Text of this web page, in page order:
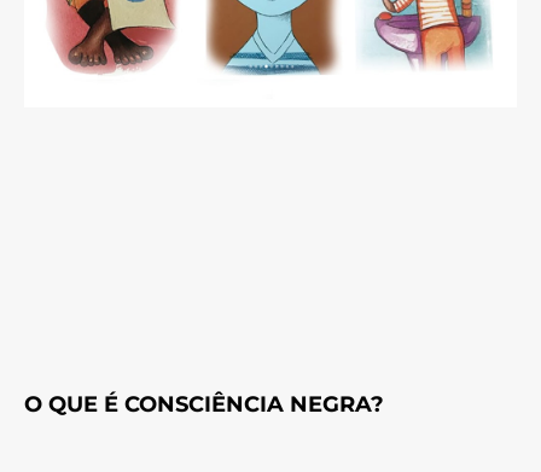
O QUE É CONSCIÊNCIA NEGRA?